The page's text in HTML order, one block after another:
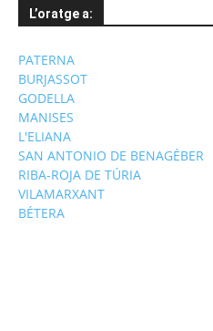
L’oratge a:
PATERNA
BURJASSOT
GODELLA
MANISES
L'ELIANA
SAN ANTONIO DE BENAGÉBER
RIBA-ROJA DE TÚRIA
VILAMARXANT
BÉTERA